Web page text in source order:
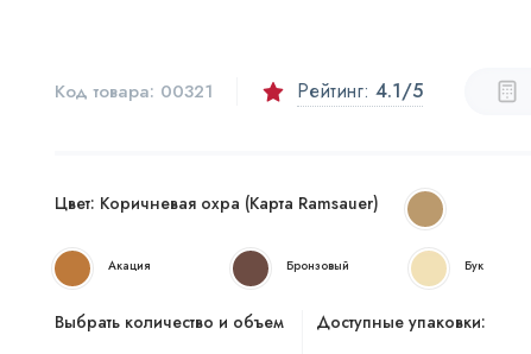
Код товара: 00321 Рейтинг: 4.1/5
Цвет: Коричневая охра (Карта Ramsauer)
Акация Бронзовый Бук
Выбрать количество и объем
Доступные упаковки: